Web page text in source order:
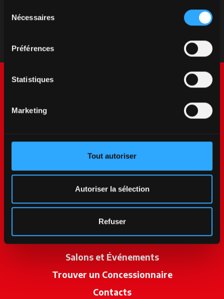
Nécessaires
Préférences
Statistiques
Marketing
Tout autoriser
Autoriser la sélection
Refuser
Produits
Services
Promotions
Actualités
Salons et Événements
Trouver un Concessionnaires’ouvre
Contacts